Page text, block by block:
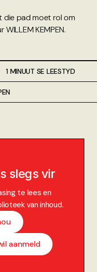
die pad moet rol om
KEMPEN.
1 MINUUT SE LEESTYD
slegs vir
te lees en
van inhoud.
aanmeld